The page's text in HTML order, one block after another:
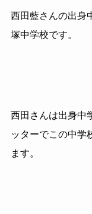
西田藍さんの出身
塚中学校です。
西田さんは出身中
ッターでこの中学
ます。